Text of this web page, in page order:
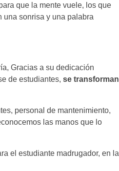
que la mente vuele, los que
una sonrisa y una palabra
Gracias a su dedicación
de estudiantes, se transforman
personal de mantenimiento,
las manos que lo
el estudiante madrugador, en la